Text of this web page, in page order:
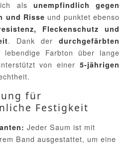
als unempfindlich gegen
und Risse und punktet ebenso
Fleckenschutz und
. Dank der durchgefärbten
Farbton über lange
von einer 5-jährigen
für
Festigkeit
Jeder Saum ist mit
Band ausgestattet, um eine